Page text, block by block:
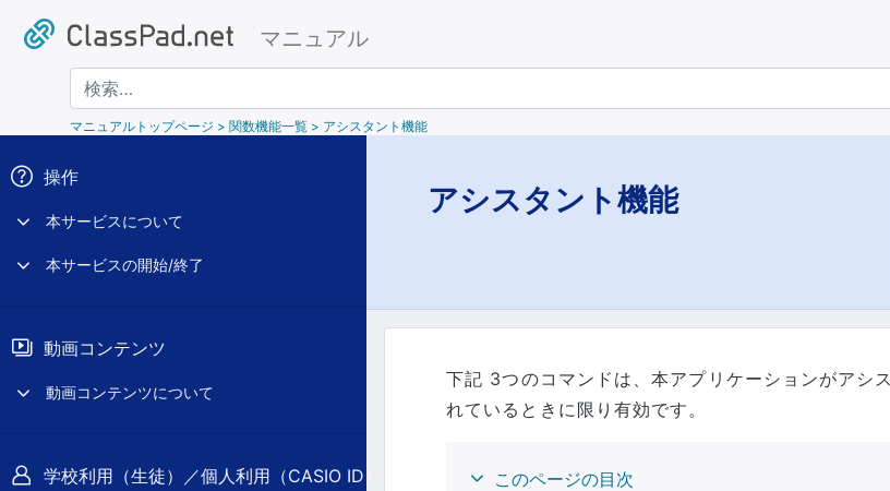
マニュアル
検索
マニュアルトップページ > 関数機能一覧 > アシスタント機能
操作
本サービスについて
本サービスの開始/終了
動画コンテンツ
動画コンテンツについて
学校利用（生徒）／個人利用（CASIO ID）
アシスタント機能
下記 3つのコマンドは、本アプリケーションがアシ
れているときに限り有効です。
このページの目次